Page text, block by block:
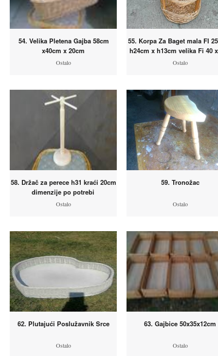
54. Velika Pletena Gajba 58cm
x40cm x 20cm
Ostalo
55. Korpa Za Baget mala FI
h24cm x h13cm velika Fi 40
Ostalo
58. Držač za perece h31 kraći 20cm
dimenzije po potrebi
Ostalo
59. Tronožac
Ostalo
62. Plutajući Poslužavnik Srce
Ostalo
63. Gajbice 50x35x12cm
Ostalo